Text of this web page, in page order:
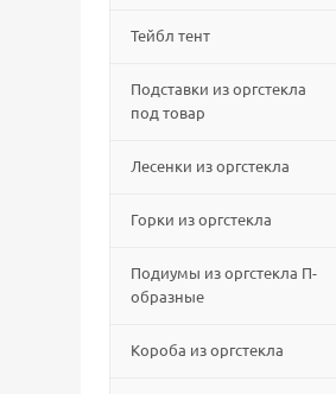
Тейбл тент
Подставки из оргстекла
под товар
Лесенки из оргстекла
Горки из оргстекла
Подиумы из оргстекла П-
образные
Короба из оргстекла